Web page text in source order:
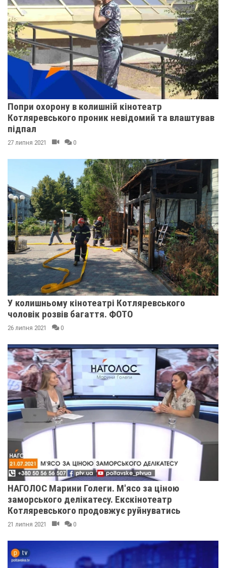
Попри охорону в колишній кінотеатр
Котляревського проник невідомий та влаштував
підпал
27 липня 2021 0
У колишньому кінотеатрі Котляревського
чоловік розвів багаття. ФОТО
26 липня 2021 0
НАГОЛОС Марини Голеги. М'ясо за ціною
заморського делікатесу. Екскінотеатр
Котляревського продовжує руйнуватись
21 липня 2021 0